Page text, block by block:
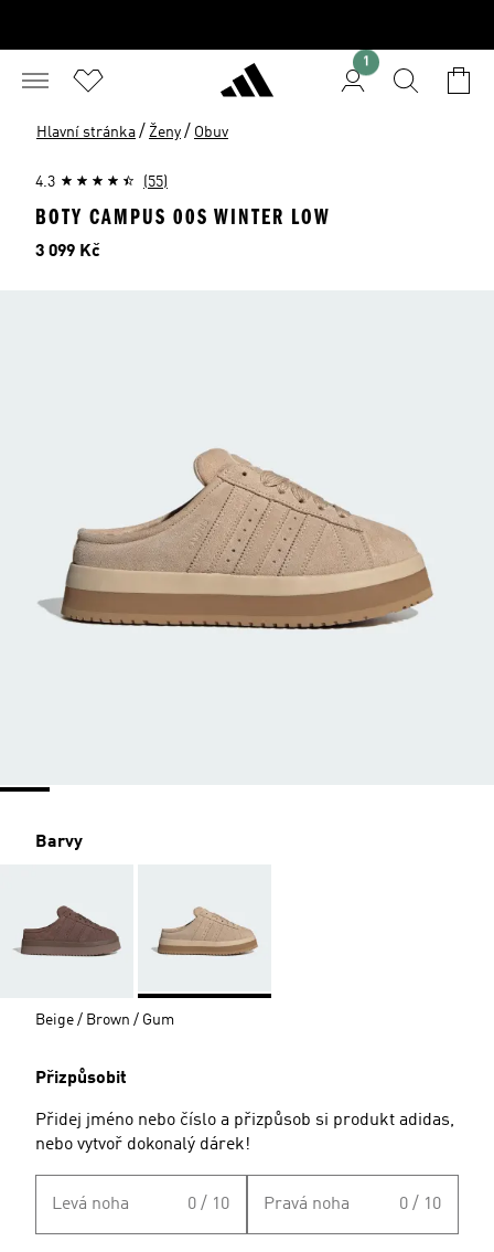
1
Hlavní stránka / Ženy / Obuv
4.3 (55)
BOTY CAMPUS 00S WINTER LOW
Cena
3 099 Kč
Barvy
Beige / Brown / Gum
Přizpůsobit
Přidej jméno nebo číslo a přizpůsob si produkt adidas,
nebo vytvoř dokonalý dárek!
Levá noha 0 / 10 Pravá noha 0 / 10